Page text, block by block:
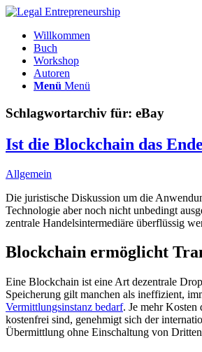
Willkommen
Buch
Workshop
Autoren
Menü Menü
Schlagwortarchiv für: eBay
Ist die Blockchain das
Allgemein
Die juristische Diskussion um die
Technologie aber noch nicht unbedingt
zentrale Handelsintermediäre überflüssig
Blockchain ermöglicht
Eine Blockchain ist eine Art dezentrale
Speicherung gilt manchen als ineffizient,
Vermittlungsinstanz bedarf. Je mehr Kosten
kostenfrei sind, genehmigt sich der
Übermittlung ohne Einschaltung von